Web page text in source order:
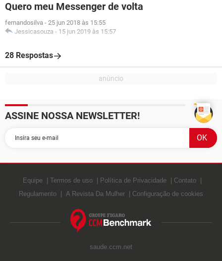
Quero meu Messenger de volta
fernandosilva - 25 jun 2018 às 15:55
Jessicasouza - 15 jun 2019 às 15:57
28 Respostas
ASSINE NOSSA NEWSLETTER!
Equipe Termos de uso Política de Privacidade
Contato
Regulamento
A Revista Da Mulher Configuração de cookies
saude.ccm.net